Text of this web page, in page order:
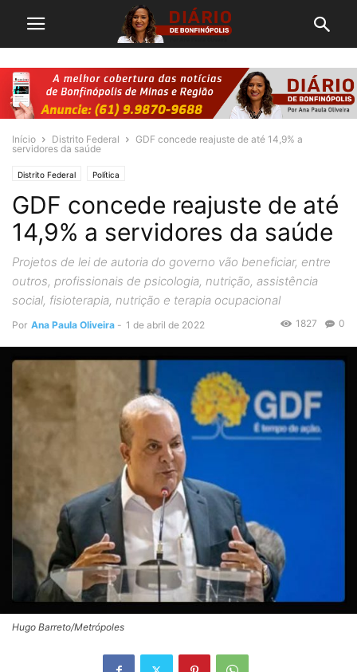
Início Distrito Federal
GDF concede reajuste de até 14,9% a
servidores da saúde
Distrito Federal Política
GDF concede reajuste de até
14,9% a servidores da saúde
Projetos de lei de autoria do governo vão beneficiar, entre
outros, profissionais de psicologia, nutrição, assistência
social, fisioterapia, nutrição e terapia ocupacional
Por Ana Paula Oliveira - 1 de abril de 2022 0
1827
Hugo Barreto/Metrópoles